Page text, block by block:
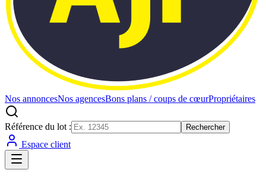
Nos annoncesNos agencesBons plans / coups de cœurPropriétaires
Référence du lot : Rechercher
Espace client